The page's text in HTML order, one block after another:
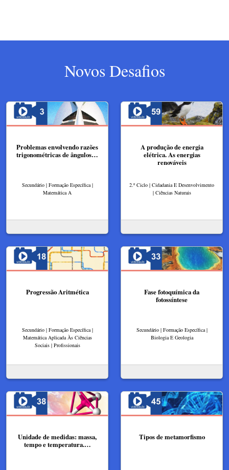
Novos Desafios
Problemas envolvendo razões
trigonométricas de ângulos…
Secundário | Formação Específica |
Matemática A
A produção de energia
elétrica. As energias
renováveis
2.º Ciclo | Cidadania E Desenvolvimento
| Ciências Naturais
Progressão Aritmética
Secundário | Formação Específica |
Matemática Aplicada Às Ciências
Sociais | Profissionais
Fase fotoquímica da
fotossíntese
Secundário | Formação Específica |
Biologia E Geologia
Unidade de medidas: massa,
tempo e temperatura.…
Tipos de metamorfismo